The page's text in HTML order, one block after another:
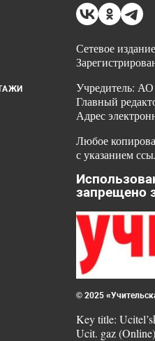
Сетевое
Учредитель: АО
Главный
Адрес
Любое
с указанием
запрещено
© 2025
Key title:
Ucit. gaz (Online)